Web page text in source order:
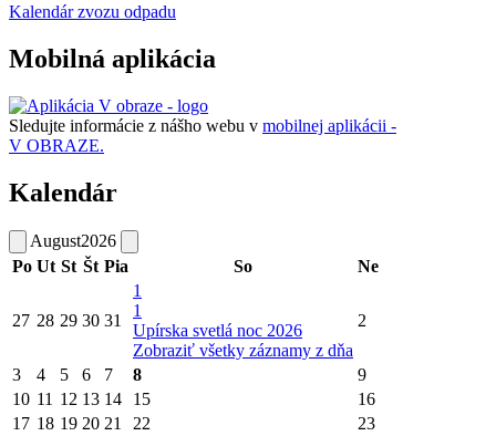
Kalendár zvozu odpadu
Mobilná aplikácia
Sledujte informácie z nášho webu v mobilnej aplikácii -
V OBRAZE.
Kalendár
August2026
Po Ut St Št Pia So Ne
27 28 29 30 31
1
1
Upírska svetlá noc 2026
Zobraziť všetky záznamy z dňa
2
3 4 5 6 7 8
9
10 11 12 13 14 15
16
17 18 19 20 21 22
23